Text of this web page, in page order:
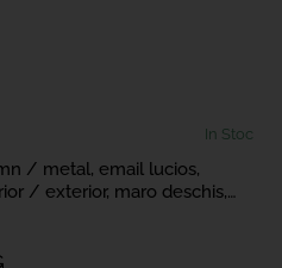
In Stoc
/ metal, email lucios,
/ exterior, maro deschis,